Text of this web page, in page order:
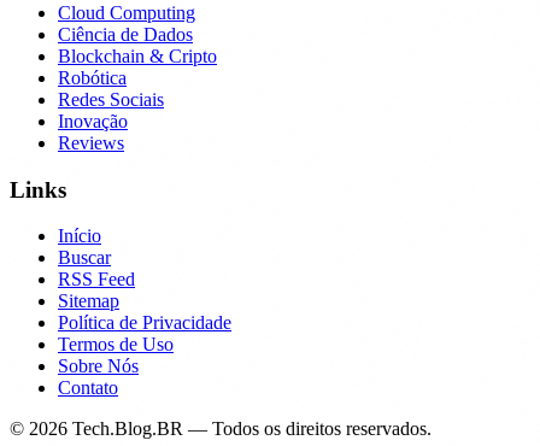
Cloud Computing
Ciência de Dados
Blockchain & Cripto
Robótica
Redes Sociais
Inovação
Reviews
Links
Início
Buscar
RSS Feed
Sitemap
Política de Privacidade
Termos de Uso
Sobre Nós
Contato
© 2026 Tech.Blog.BR — Todos os direitos reservados.